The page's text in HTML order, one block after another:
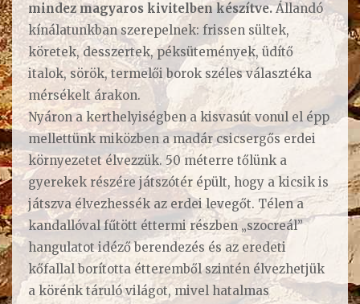
mindez magyaros kivitelben készítve.Állandó
kínálatunkban szerepelnek: frissen sültek,
köretek, desszertek, péksütemények, üdítő
italok, sörök, termelői borok széles választéka
mérsékelt árakon.
Nyáron a kerthelyiségben a kisvasút vonul el épp
mellettünk miközben a madár csicsergős erdei
környezetet élvezzük. 50 méterre tőlünk a
gyerekek részére játszótér épült, hogy a kicsik is
játszva élvezhessék az erdei levegőt. Télen a
kandallóval fűtött éttermi részben „szocreál”
hangulatot idéző berendezés és az eredeti
kőfallal borította étteremből szintén élvezhetjük
a körénk táruló világot, mivel hatalmas